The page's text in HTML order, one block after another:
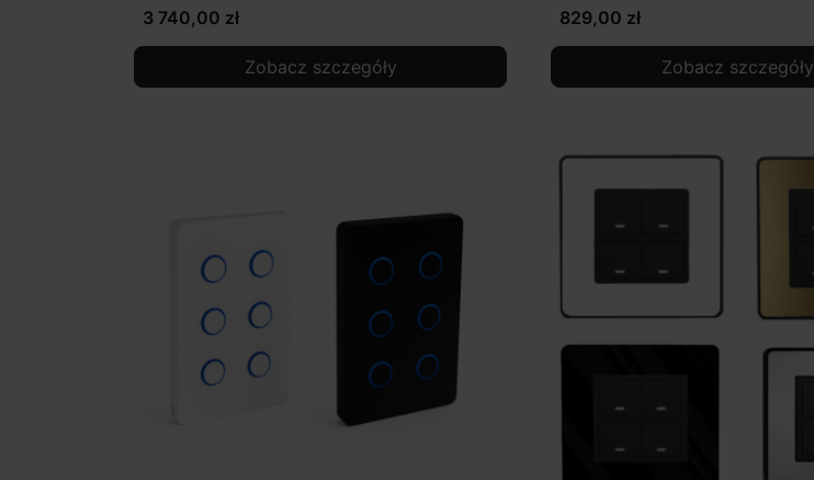
3 740,00 zł
Zobacz szczegóły
829,00 zł
Zobacz szczegóły